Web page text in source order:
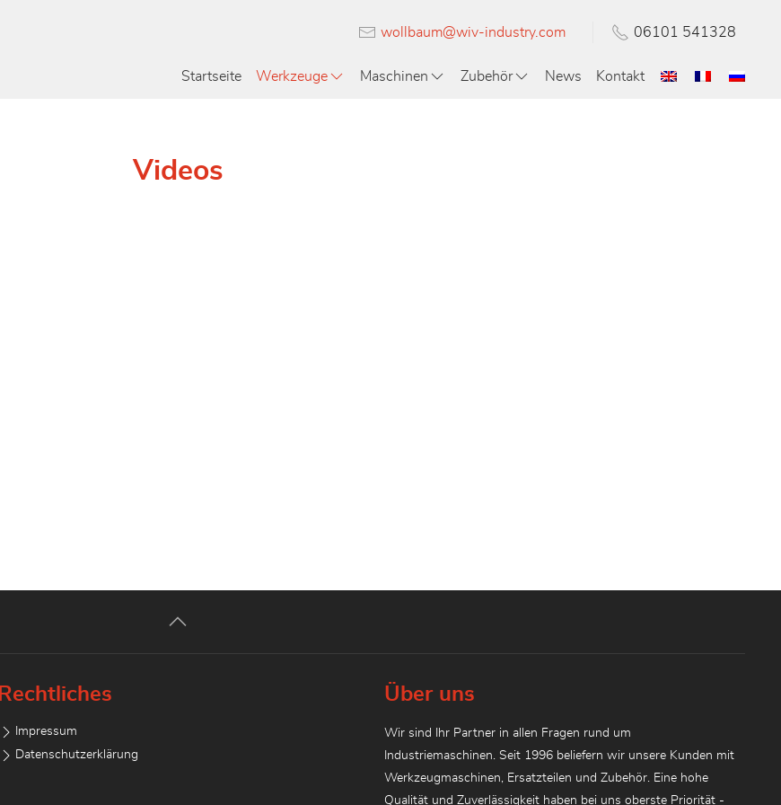
wollbaum@wiv-industry.com 06101 541328
Startseite Werkzeuge Maschinen Zubehör News Kontakt
Videos
Rechtliches
Impressum
Datenschutzerklärung
Über uns
Wir sind Ihr Partner in allen Fragen rund um
Industriemaschinen. Seit 1996 beliefern wir unsere Kunden mit
Werkzeugmaschinen, Ersatzteilen und Zubehör. Eine hohe
Qualität und Zuverlässigkeit haben bei uns oberste Priorität -